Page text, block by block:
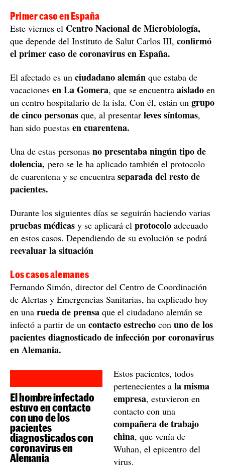
Primer caso en España
Este viernes el Centro Nacional de Microbiología,
que depende del Instituto de Salut Carlos III, confirmó
el primer caso de coronavirus en España.
El afectado es un ciudadano alemán que estaba de
vacaciones en La Gomera, que se encuentra aislado en
un centro hospitalario de la isla. Con él, están un grupo
de cinco personas que, al presentar leves síntomas,
han sido puestas en cuarentena.
Una de estas personas no presentaba ningún tipo de
dolencia, pero se le ha aplicado también el protocolo
de cuarentena y se encuentra separada del resto de
pacientes.
Durante los siguientes días se seguirán haciendo varias
pruebas médicas y se aplicará el protocolo adecuado
en estos casos. Dependiendo de su evolución se podrá
reevaluar la situación
Los casos alemanes
Fernando Simón, director del Centro de Coordinación
de Alertas y Emergencias Sanitarias, ha explicado hoy
en una rueda de prensa que el ciudadano alemán se
infectó a partir de un contacto estrecho con uno de los
pacientes diagnosticado de infección por coronavirus
en Alemania.
El hombre infectado
estuvo en contacto
con uno de los
pacientes
diagnosticados con
coronavirus en
Alemania
Estos pacientes, todos
pertenecientes a la misma
empresa, estuvieron en
contacto con una
compañera de trabajo
china, que venía de
Wuhan, el epicentro del
virus.